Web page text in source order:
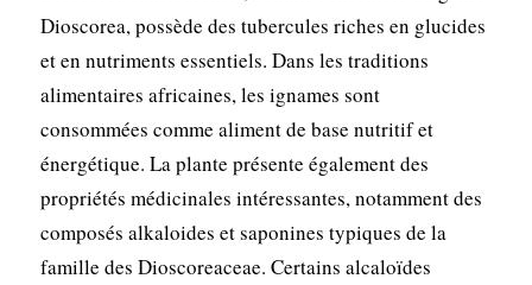
Dioscorea, possède des tubercules riches en glucides
et en nutriments essentiels. Dans les traditions
alimentaires africaines, les ignames sont
consommées comme aliment de base nutritif et
énergétique. La plante présente également des
propriétés médicinales intéressantes, notamment des
composés alkaloides et saponines typiques de la
famille des Dioscoreaceae. Certains alcaloïdes